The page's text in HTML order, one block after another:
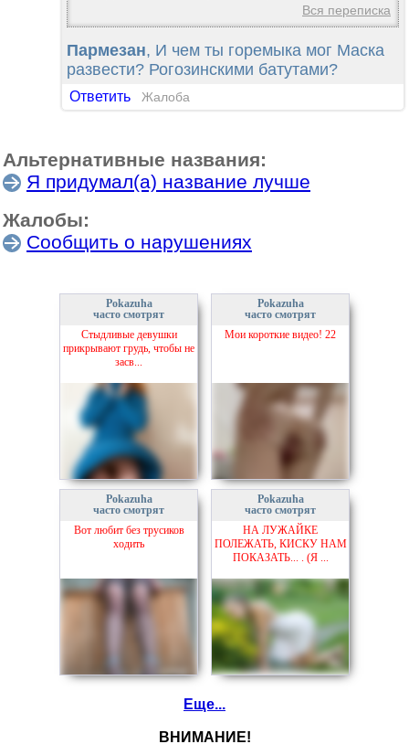
Вся переписка
Пармезан, И чем ты горемыка мог Маска
развести? Рогозинскими батутами?
Ответить Жалоба
Альтернативные названия:
Я придумал(а) название лучше
Жалобы:
Сообщить о нарушениях
Pokazuha
часто смотрят
Стыдливые девушки
прикрывают грудь, чтобы не
засв...
Pokazuha
часто смотрят
Мои короткие видео! 22
Pokazuha
часто смотрят
Вот любит без трусиков
ходить
Pokazuha
часто смотрят
НА ЛУЖАЙКЕ
ПОЛЕЖАТЬ, КИСКУ НАМ
ПОКАЗАТЬ... . (Я ...
Еще...
ВНИМАНИЕ!